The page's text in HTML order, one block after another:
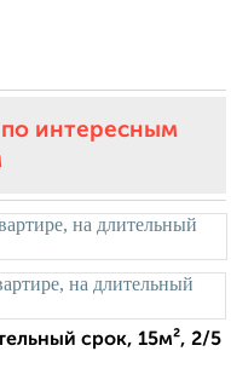
интересным
срок, 15м², 2/5